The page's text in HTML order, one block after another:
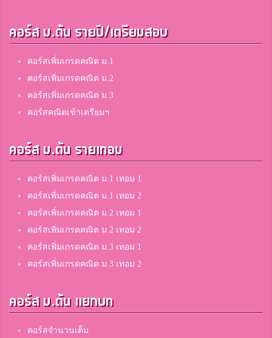
คอร์ส ม.ต้น รายปี/เตรียมสอบ
คอร์สเพิ่มเกรดคณิต ม.1
คอร์สเพิ่มเกรดคณิต ม.2
คอร์สเพิ่มเกรดคณิต ม.3
คอร์สคณิตเข้าเตรียมฯ
คอร์ส ม.ต้น รายเทอม
คอร์สเพิ่มเกรดคณิต ม.1 เทอม 1
คอร์สเพิ่มเกรดคณิต ม.1 เทอม 2
คอร์สเพิ่มเกรดคณิต ม.2 เทอม 1
คอร์สเพิ่มเกรดคณิต ม.2 เทอม 2
คอร์สเพิ่มเกรดคณิต ม.3 เทอม 1
คอร์สเพิ่มเกรดคณิต ม.3 เทอม 2
คอร์ส ม.ต้น แยกบท
คอร์สจำนวนเต็ม